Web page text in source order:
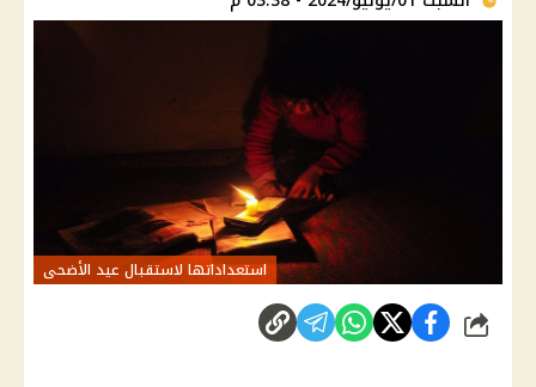
استعداداتها لاستقبال عيد الأضحى
شارك